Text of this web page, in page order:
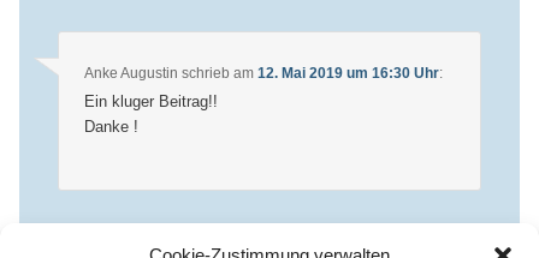
Anke Augustin schrieb am 12. Mai 2019 um 16:30 Uhr:
Ein kluger Beitrag!!
Danke !
Die Kommentare sind